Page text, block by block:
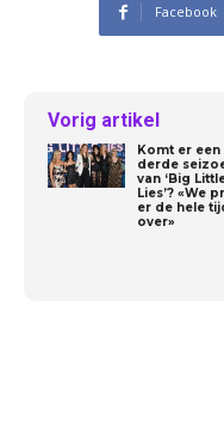
Facebook
Vorig artikel
Komt er een
derde
van ‘Big
Lies’? «We
er de hele
over»